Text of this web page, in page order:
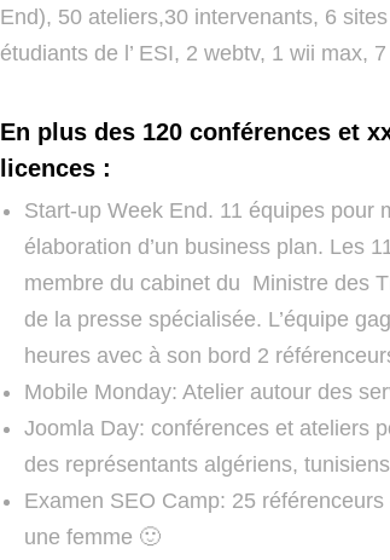
End), 50 ateliers,30 intervenants, 6
étudiants de l’ ESI, 2 webtv, 1 wii max,
En plus des 120 conférences et
licences :
Start-up Week End. 11 équipes pour
élaboration d’un business plan. Les
membre du cabinet du Ministre des
de la presse spécialisée. L’équipe
heures avec à son bord 2
Mobile Monday: Atelier autour des
Joomla Day: conférences et ateliers
des représentants algériens,
Examen SEO Camp: 25
une femme 🙂